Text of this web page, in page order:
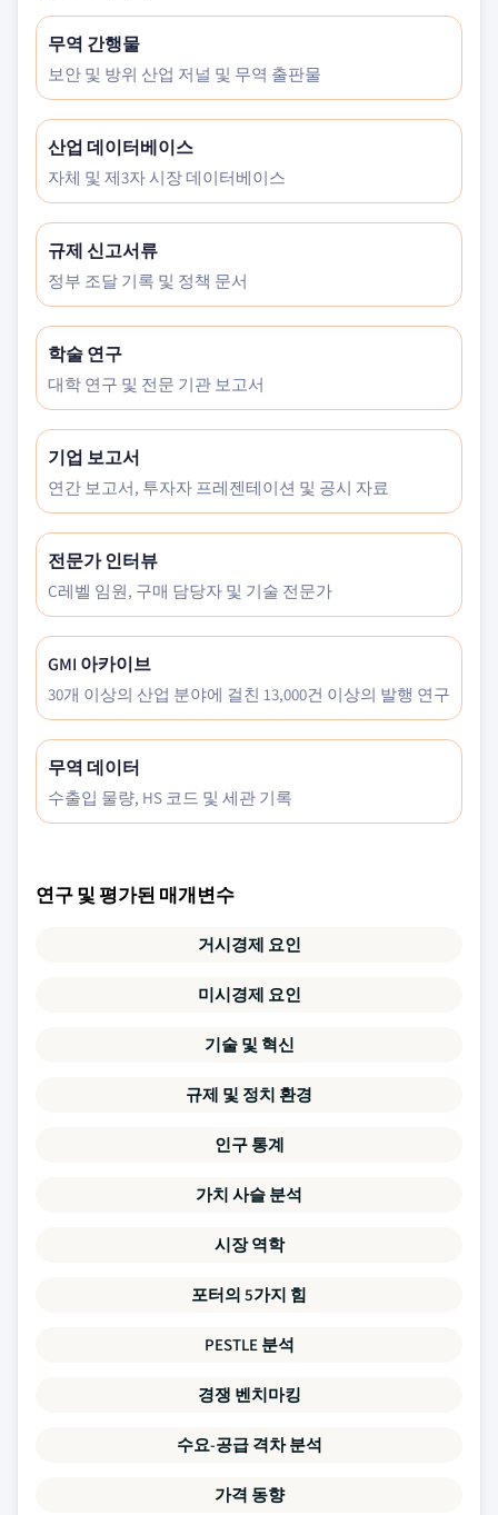
무역 간행물
보안 및 방위 산업 저널 및 무역 출판물
산업 데이터베이스
자체 및 제3자 시장 데이터베이스
규제 신고서류
정부 조달 기록 및 정책 문서
학술 연구
대학 연구 및 전문 기관 보고서
기업 보고서
연간 보고서, 투자자 프레젠테이션 및 공시 자료
전문가 인터뷰
C레벨 임원, 구매 담당자 및 기술 전문가
GMI 아카이브
30개 이상의 산업 분야에 걸친 13,000건 이상의 발행 연구
무역 데이터
수출입 물량, HS 코드 및 세관 기록
연구 및 평가된 매개변수
거시경제 요인
미시경제 요인
기술 및 혁신
규제 및 정치 환경
인구 통계
가치 사슬 분석
시장 역학
포터의 5가지 힘
PESTLE 분석
경쟁 벤치마킹
수요-공급 격차 분석
가격 동향